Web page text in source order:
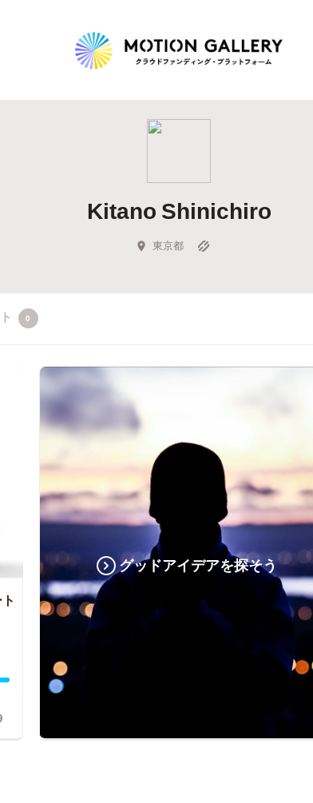
Highlight
Feature
キュレーターから探す
Kitano Shinichiro
東京都
0
グッドアイデアを探そう